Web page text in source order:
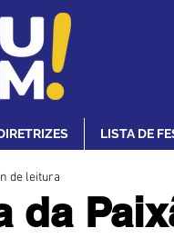
LISTA DE
da
de leitura